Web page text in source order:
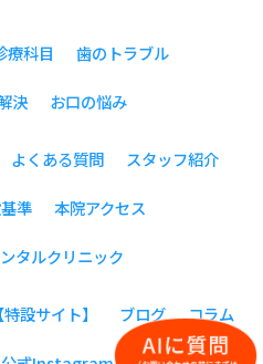
療科目 歯のトラブル
決 お口の悩み
よくある質問 スタッフ紹介
準 本院アクセス
タルクリニック
設サイト】 ブログ コラム